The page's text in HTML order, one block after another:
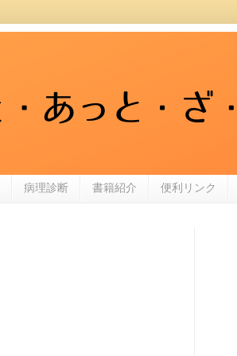
病理診断 書籍紹介 便利リンク